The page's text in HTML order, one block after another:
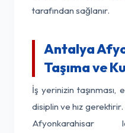
tarafından sağlanır.
Antalya
Taşıma ve
İş yerinizin taşınması,
disiplin ve hız
Afyonkarahisar